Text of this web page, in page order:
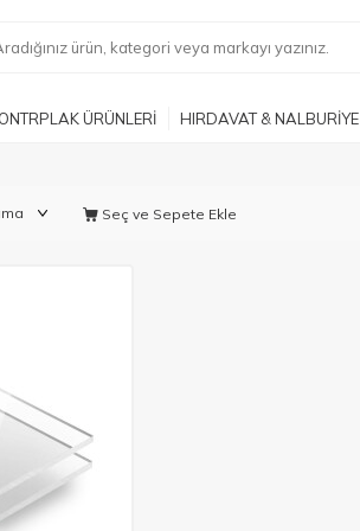
ÜRÜNLERİ HIRDAVAT & NALBURİYE
Seç ve Sepete Ekle